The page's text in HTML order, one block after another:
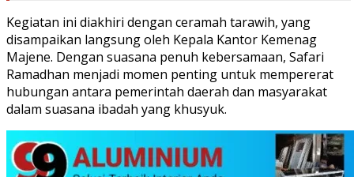
Kegiatan ini diakhiri dengan ceramah tarawih, yang
disampaikan langsung oleh Kepala Kantor Kemenag
Majene. Dengan suasana penuh kebersamaan, Safari
Ramadhan menjadi momen penting untuk mempererat
hubungan antara pemerintah daerah dan masyarakat
dalam suasana ibadah yang khusyuk.